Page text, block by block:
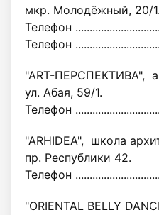
мкр. Молодёжный, 20/1.
Телефон
Телефон
"ART-ПЕРСПЕКТИВА",
ул. Абая, 59/1.
Телефон
"ARHIDEA", школа
пр. Республики 42.
Телефон
"ORIENTAL BELLY